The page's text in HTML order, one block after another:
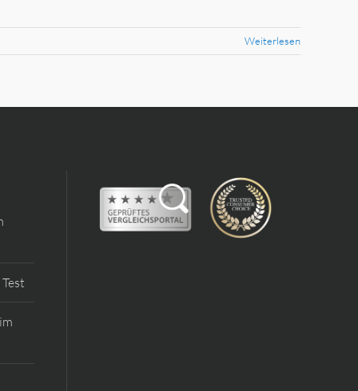
Weiterlesen